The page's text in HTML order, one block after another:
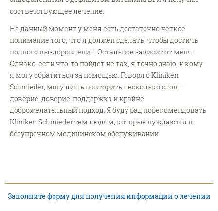
соответствующее лечение.
На данный момент у меня есть достаточно четкое
понимание того, что я должен сделать, чтобы достичь
полного выздоровления. Остальное зависит от меня.
Однако, если что-то пойдет не так, я точно знаю, к кому
я могу обратиться за помощью. Говоря о Kliniken
Schmieder, могу лишь повторить несколько слов –
доверие, доверие, поддержка и крайне
доброжелательный подход. Я буду рад порекомендовать
Kliniken Schmieder тем людям, которые нуждаются в
безупречном медицинском обслуживании.
Заполните форму для получения информации о лечении